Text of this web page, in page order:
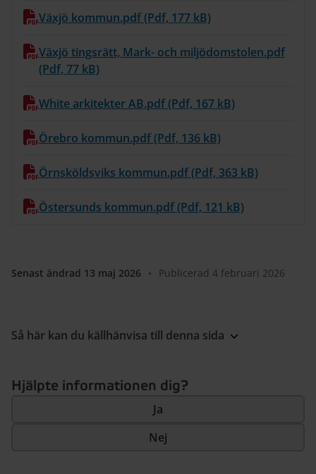
Växjö kommun.pdf (Pdf, 177 kB)
Växjö tingsrätt, Mark- och miljödomstolen.pdf
(Pdf, 77 kB)
White arkitekter AB.pdf (Pdf, 167 kB)
Örebro kommun.pdf (Pdf, 136 kB)
Örnsköldsviks kommun.pdf (Pdf, 363 kB)
Östersunds kommun.pdf (Pdf, 121 kB)
Senast ändrad 13 maj 2026 • Publicerad 4 februari 2026
Så här kan du källhänvisa till denna sida
Hjälpte informationen dig?
Ja
Nej